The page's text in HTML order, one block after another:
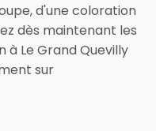
d'une coloration
dès maintenant les
à Le Grand Quevilly
sur